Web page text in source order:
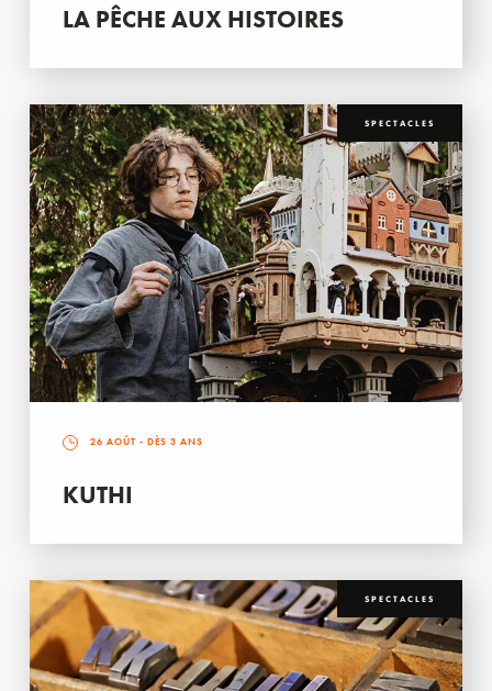
LA PÊCHE AUX HISTOIRES
SPECTACLES
26 AOÛT - DÈS 3 ANS
KUTHI
SPECTACLES